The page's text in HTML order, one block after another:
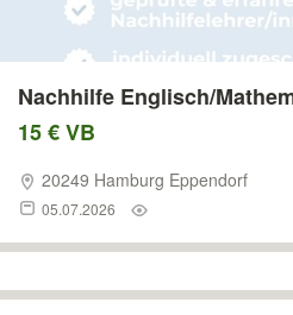
Nachhilfe Englisch/
15 € VB
20249 Hamburg Eppendorf
05.07.2026